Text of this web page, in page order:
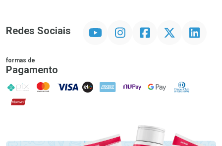
Redes Sociais InstagramFacebookTwitter Linkedin
formas de
Pagamento
PIX MasterCard
VISA ELO AMEX NuPay Google PayDiners Club
Hipercard
Promoção em Destaque